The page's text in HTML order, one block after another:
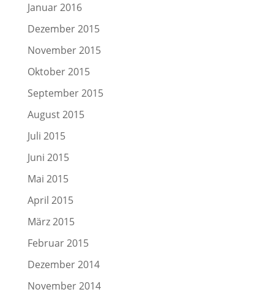
Januar 2016
Dezember 2015
November 2015
Oktober 2015
September 2015
August 2015
Juli 2015
Juni 2015
Mai 2015
April 2015
März 2015
Februar 2015
Dezember 2014
November 2014